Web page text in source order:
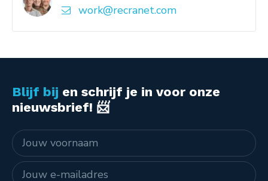
work@recranet.com
Blijf bij en schrijf je in voor onze
nieuwsbrief! 📨
Naam
E-mailadres